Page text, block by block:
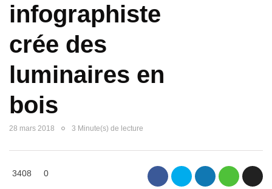
infographiste
crée des
luminaires en
bois
28 mars 2018 3 Minute(s) de lecture
3408 0